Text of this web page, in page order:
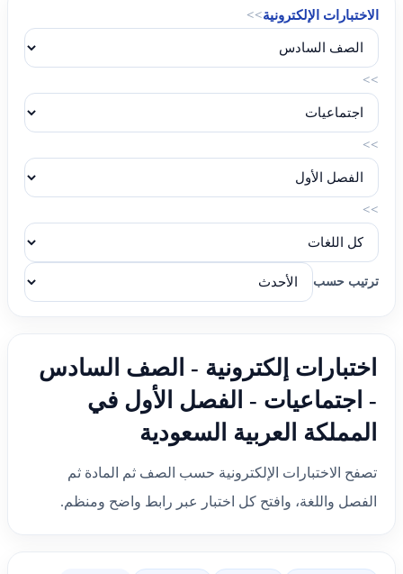
الاختبارات الإلكترونية>>
>>
>>
>>
ترتيب حسب
اختبارات إلكترونية - الصف السادس
- اجتماعيات - الفصل الأول في
المملكة العربية السعودية
تصفح الاختبارات الإلكترونية حسب الصف ثم المادة ثم
الفصل واللغة، وافتح كل اختبار عبر رابط واضح ومنظم.